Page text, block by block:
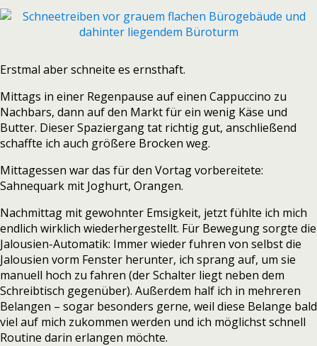
Erstmal aber schneite es ernsthaft.
Mittags in einer Regenpause auf einen Cappuccino zu
Nachbars, dann auf den Markt für ein wenig Käse und
Butter. Dieser Spaziergang tat richtig gut, anschließend
schaffte ich auch größere Brocken weg.
Mittagessen war das für den Vortag vorbereitete:
Sahnequark mit Joghurt, Orangen.
Nachmittag mit gewohnter Emsigkeit, jetzt fühlte ich mich
endlich wirklich wiederhergestellt. Für Bewegung sorgte die
Jalousien-Automatik: Immer wieder fuhren von selbst die
Jalousien vorm Fenster herunter, ich sprang auf, um sie
manuell hoch zu fahren (der Schalter liegt neben dem
Schreibtisch gegenüber). Außerdem half ich in mehreren
Belangen – sogar besonders gerne, weil diese Belange bald
viel auf mich zukommen werden und ich möglichst schnell
Routine darin erlangen möchte.